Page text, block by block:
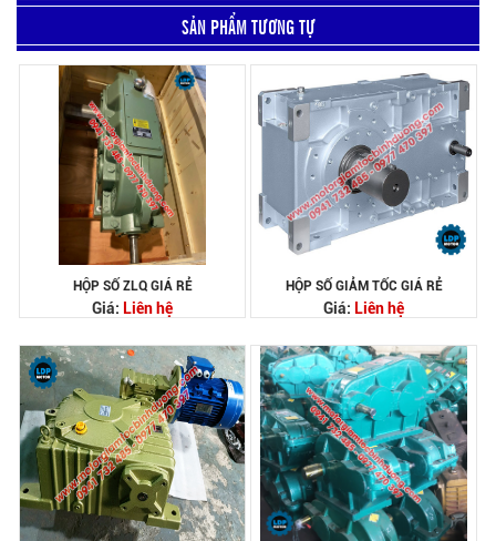
SẢN PHẨM TƯƠNG TỰ
HỘP SỐ ZLQ GIÁ RẺ
Giá: Liên hệ
HỘP SỐ GIẢM TỐC GIÁ RẺ
Giá: Liên hệ